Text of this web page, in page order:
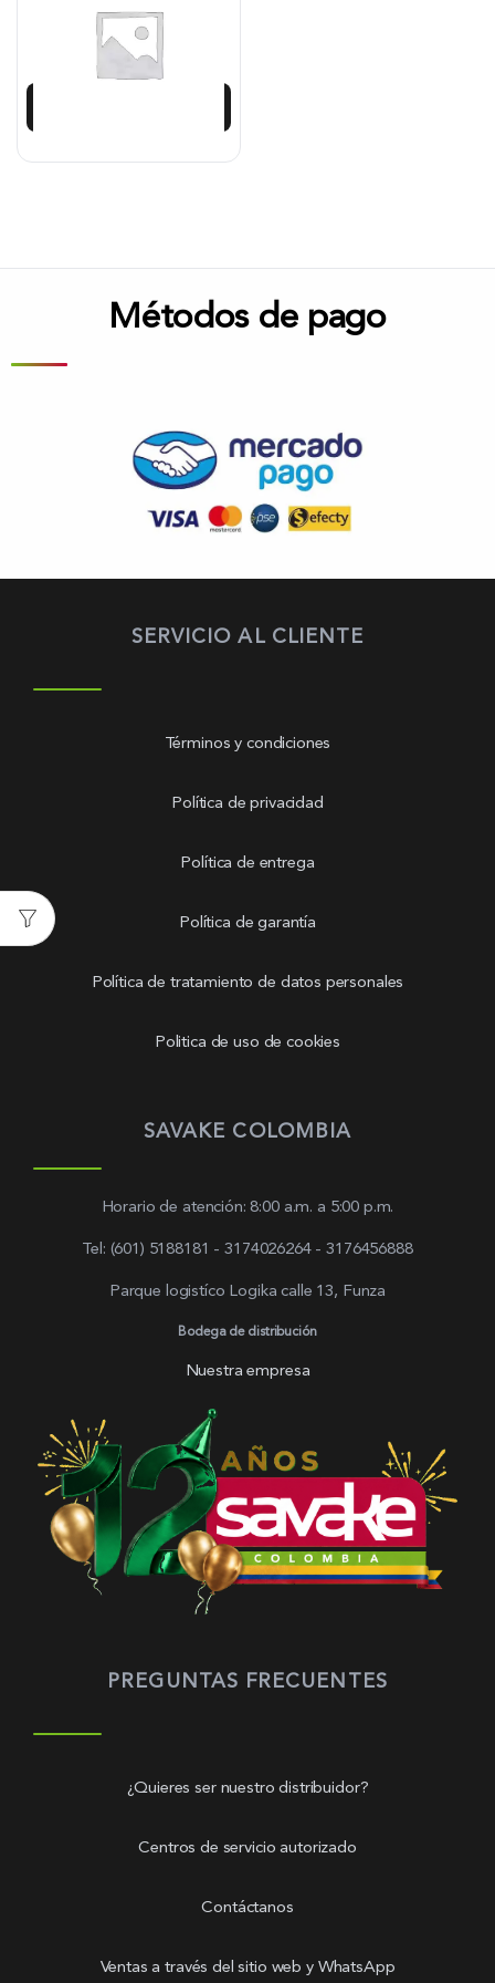
$5.098.375
$ 4.588.538
Métodos de pago
SERVICIO AL CLIENTE
Términos y condiciones
Política de privacidad
Política de entrega
Política de garantía
Política de tratamiento de datos personales
Politica de uso de cookies
SAVAKE COLOMBIA
Horario de atención: 8:00 a.m. a 5:00 p.m.
Tel: (601) 5188181 - 3174026264 - 3176456888
Parque logistíco Logika calle 13, Funza
Bodega de distribución
Nuestra empresa
PREGUNTAS FRECUENTES
¿Quieres ser nuestro distribuidor?
Centros de servicio autorizado
Contáctanos
Ventas a través del sitio web y WhatsApp